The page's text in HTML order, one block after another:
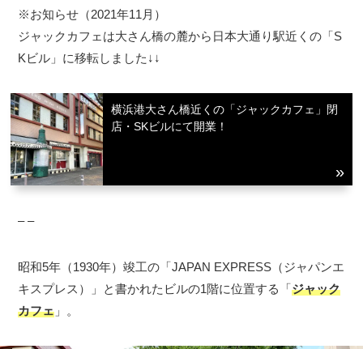
※お知らせ（2021年11月）
ジャックカフェは大さん橋の麓から日本大通り駅近くの「S
Kビル」に移転しました↓↓
横浜港大さん橋近くの「ジャックカフェ」閉
店・SKビルにて開業！
– –
昭和5年（1930年）竣工の「JAPAN EXPRESS（ジャパンエ
キスプレス）」と書かれたビルの1階に位置する「ジャック
カフェ 」。